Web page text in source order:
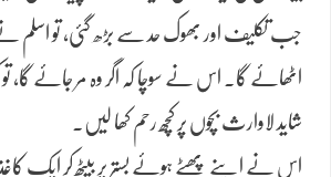
جب تکلیف اور بھوک حد سے بڑھ گئی، تو اسلم نے
اٹھائے گا۔ اس نے سوچا کہ اگر وہ مر جائے گا،
شاید لاوارث بچوں پر کچھ رحم کھا لیں۔
اس نے اپنے پھٹے ہوئے بستر پر بیٹھ کر ایک